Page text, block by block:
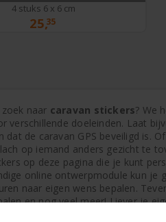
4 stuks 6 x 6 cm
25,35
zoek naar caravan stickers? We
verschillende doeleinden. Laat
dat de caravan GPS beveiligd is.
op iemand anders gezicht te
op deze pagina die je kunt
online ontwerpmodule kun je
naar eigen wens bepalen.
en nog veel meer! Liever je